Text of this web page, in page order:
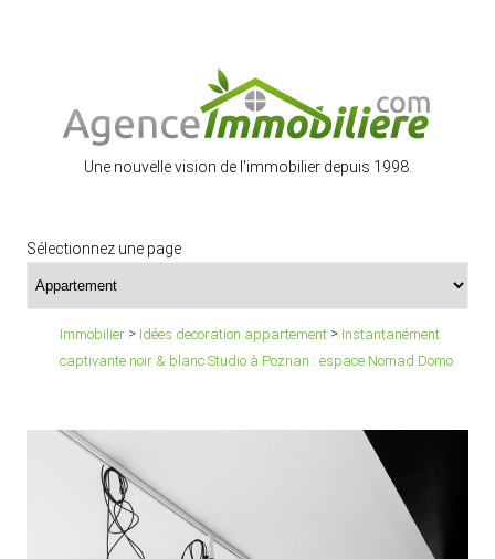
Une nouvelle vision de l'immobilier depuis 1998.
Sélectionnez une page
Immobilier > Idées decoration appartement > Instantanément
captivante noir & blanc Studio à Poznan : espace Nomad Domo